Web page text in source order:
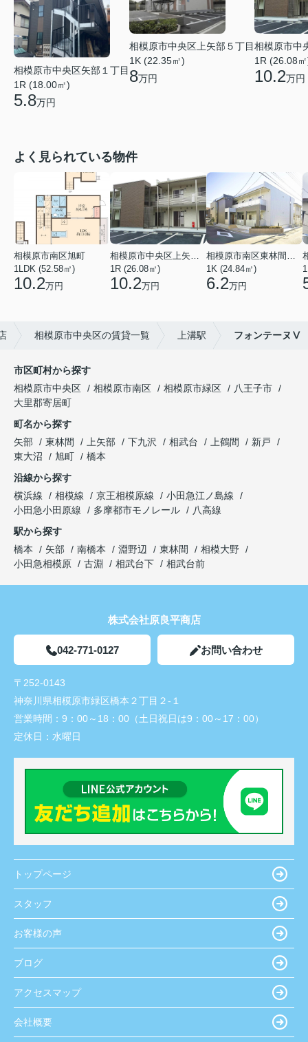
相模原市中央区矢部１丁目
1R (18.00㎡)
5.8万円
相模原市中央区上矢部５丁目
1K (22.35㎡)
8万円
相模原市中
1R (26.08
10.2万円
よく見られている物件
相模原市南区旭町
1LDK (52.58㎡)
10.2万円
相模原市中央区上矢部１丁目
1R (26.08㎡)
10.2万円
相模原市南区東林間４丁目
1K (24.84㎡)
6.2万円
相模原市中央区の賃貸一覧 上溝駅 フォンテーヌⅤ
市区町村から探す
相模原市中央区
相模原市南区 相模原市緑区
八王子市
大里郡寄居町
町名から探す
矢部
東林間 上矢部 下九沢 相武台 上鶴間
新戸
東大沼
旭町
橋本
沿線から探す
横浜線
相模線 京王相模原線
小田急江ノ島線
小田急小田原線
多摩都市モノレール
八高線
駅から探す
橋本
矢部 南橋本 淵野辺 東林間
相模大野
小田急相模原
古淵 相武台下 相武台前
株式会社原良平商店
042-771-0127 お問い合わせ
〒252-0143
神奈川県相模原市緑区橋本２丁目２-１
営業時間： 9：00～18：00（土日祝日は9：00～17：00）
定休日： 水曜日
トップページ
スタッフ
お客様の声
ブログ
アクセスマップ
会社概要